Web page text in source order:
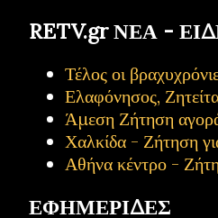
RETV.gr ΝΕΑ -
Τέλος οι
Ελαφόνησος,
Άμεση Ζήτηση
Χαλκίδα - Ζήτηση
Αθήνα κέντρο -
ΕΦΗΜΕΡΙΔΕΣ